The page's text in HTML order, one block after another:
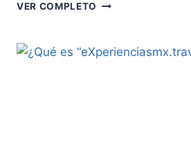
VER COMPLETO